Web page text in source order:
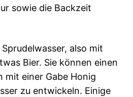
sowie die Backzeit
also mit
Bier. Sie können einen
mit einer Gabe Honig
zu entwickeln. Einige